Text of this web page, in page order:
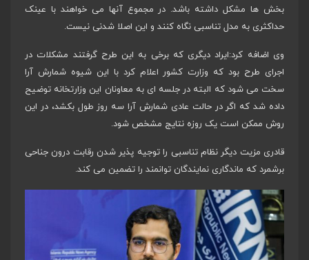
بخش ها مشکل داشته باشد. در مجموع آنها می خواهند با عینک
حداکثری به مدل تناسبی نگاه کنند و این اصلا شدنی نیست.
وی اضافه کرد:ایراد دیگری که برخی به این طرح گرفتند مشکلات در
اجرای طرح بود که وزارت کشور اعلام کرد با این شیوه شمارش آرا
سخت می شود که البته در جلسه ای به معاونان این وزارتخانه توضیح
داده شد که اگر در حالت عادی شمارش آرا سه روز طول بکشد، در این
روش ممکن است یک روزه نتایج مشخص شود.
قادری مزیت دیگر نظام تناسبی را توجیه پذیر شدن رقابت درون جناحی
برشمرد که ماندگاری نمایندگان توانمند را تضمین می کند.